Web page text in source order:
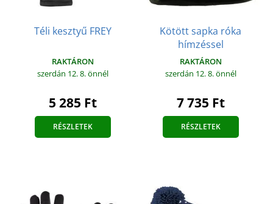
Téli kesztyű FREY
RAKTÁRON
szerdán 12. 8.önnél
5 285 Ft
RÉSZLETEK
Kötött sapka róka
hímzéssel
RAKTÁRON
szerdán 12. 8.önnél
7 735 Ft
RÉSZLETEK